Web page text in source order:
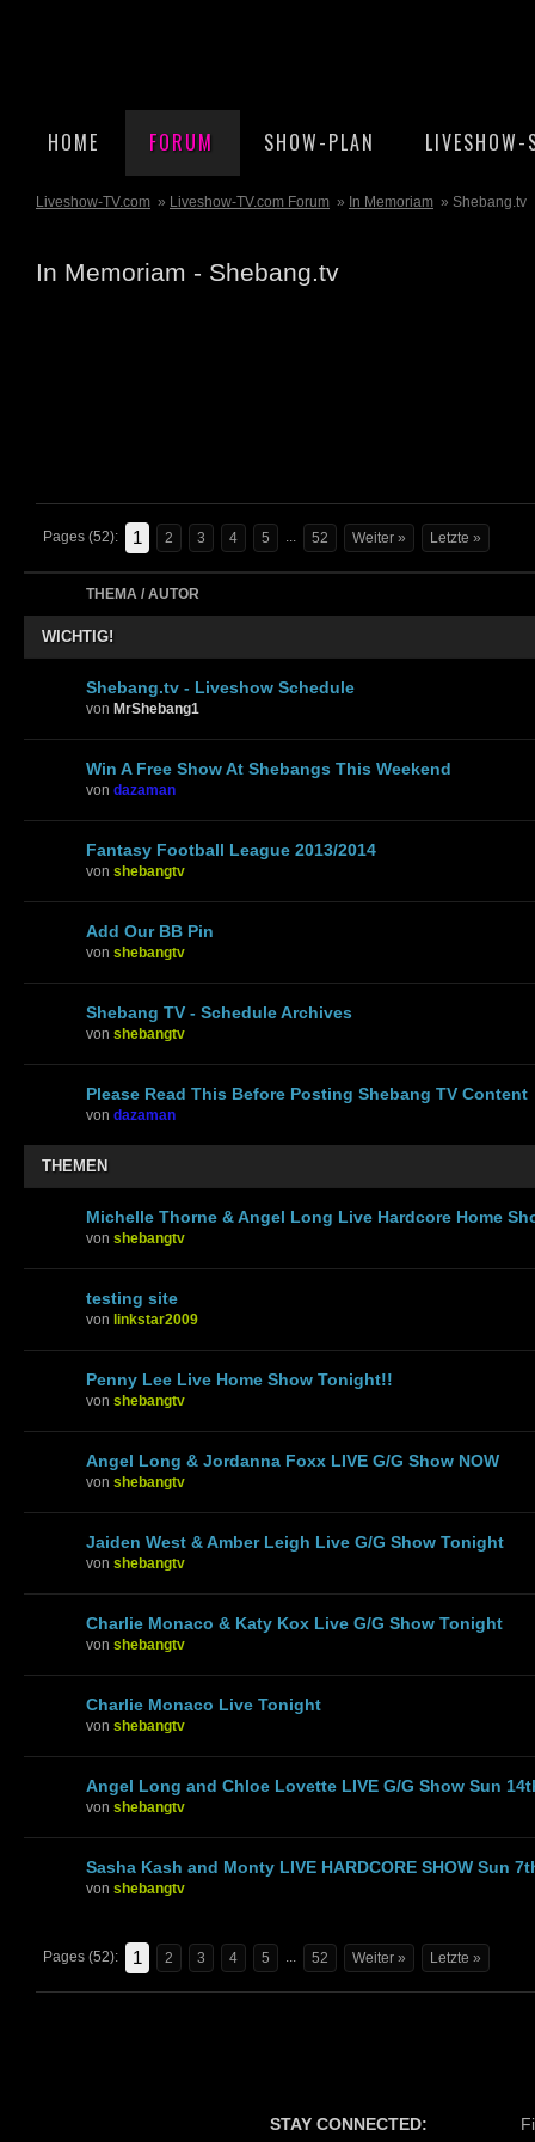
HOME FORUM SHOW-PLAN LIVESHOW-
Liveshow-TV.com » Liveshow-TV.com Forum » In Memoriam » Shebang.tv
In Memoriam - Shebang.tv
Pages (52): 1 2 3 4 5 ... 52 Weiter » Letzte »
THEMA / AUTOR
WICHTIG!
Shebang.tv - Liveshow Schedule
von MrShebang1
Win A Free Show At Shebangs This Weekend
von dazaman
Fantasy Football League 2013/2014
von shebangtv
Add Our BB Pin
von shebangtv
Shebang TV - Schedule Archives
von shebangtv
Please Read This Before Posting Shebang TV Content
von dazaman
THEMEN
Michelle Thorne & Angel Long Live Hardcore Home
von shebangtv
testing site
von linkstar2009
Penny Lee Live Home Show Tonight!!
von shebangtv
Angel Long & Jordanna Foxx LIVE G/G Show NOW
von shebangtv
Jaiden West & Amber Leigh Live G/G Show Tonight
von shebangtv
Charlie Monaco & Katy Kox Live G/G Show Tonight
von shebangtv
Charlie Monaco Live Tonight
von shebangtv
Angel Long and Chloe Lovette LIVE G/G Show Sun
von shebangtv
Sasha Kash and Monty LIVE HARDCORE SHOW Sun
von shebangtv
Pages (52): 1 2 3 4 5 ... 52 Weiter » Letzte »
STAY CONNECTED: